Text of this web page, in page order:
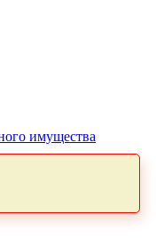
имущества